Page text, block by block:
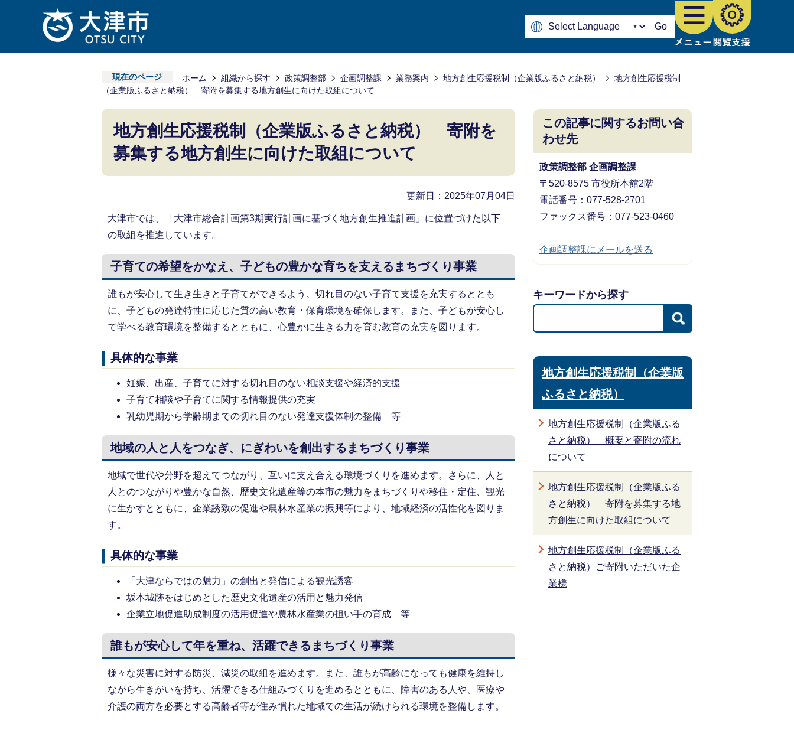
Go
現在のページ ホーム 組織から探す 政策調整部 企画調整課 業務案内 地方創生応援税制（企業版ふるさと納税）
地方創生応援税制
（企業版ふるさと納税） 寄附を募集する地方創生に向けた取組について
地方創生応援税制（企業版ふるさと納税） 寄附を
募集する地方創生に向けた取組について
更新日：2025年07月04日
大津市では、「大津市総合計画第3期実行計画に基づく地方創生推進計画」に位置づけた以下
の取組を推進しています。
子育ての希望をかなえ、子どもの豊かな育ちを支えるまちづくり事業
誰もが安心して生き生きと子育てができるよう、切れ目のない子育て支援を充実するととも
に、子どもの発達特性に応じた質の高い教育・保育環境を確保します。また、子どもが安心し
て学べる教育環境を整備するとともに、心豊かに生きる力を育む教育の充実を図ります。
具体的な事業
妊娠、出産、子育てに対する切れ目のない相談支援や経済的支援
子育て相談や子育てに関する情報提供の充実
乳幼児期から学齢期までの切れ目のない発達支援体制の整備 等
地域の人と人をつなぎ、にぎわいを創出するまちづくり事業
地域で世代や分野を超えてつながり、互いに支え合える環境づくりを進めます。さらに、人と
人とのつながりや豊かな自然、歴史文化遺産等の本市の魅力をまちづくりや移住・定住、観光
に生かすとともに、企業誘致の促進や農林水産業の振興等により、地域経済の活性化を図りま
す。
具体的な事業
「大津ならではの魅力」の創出と発信による観光誘客
坂本城跡をはじめとした歴史文化遺産の活用と魅力発信
企業立地促進助成制度の活用促進や農林水産業の担い手の育成 等
誰もが安心して年を重ね、活躍できるまちづくり事業
様々な災害に対する防災、減災の取組を進めます。また、誰もが高齢になっても健康を維持し
ながら生きがいを持ち、活躍できる仕組みづくりを進めるとともに、障害のある人や、医療や
介護の両方を必要とする高齢者等が住み慣れた地域での生活が続けられる環境を整備します。
この記事に関するお問い合
わせ先
政策調整部 企画調整課
〒520-8575 市役所本館2階
電話番号：077-528-2701
ファックス番号：077-523-0460
企画調整課にメールを送る
キーワードから探す
地方創生応援税制（企業版
ふるさと納税）
地方創生応援税制（企業版ふる
さと納税） 概要と寄附の流れ
について
地方創生応援税制（企業版ふる
さと納税） 寄附を募集する地
方創生に向けた取組について
地方創生応援税制（企業版ふる
さと納税）ご寄附いただいた企
業様